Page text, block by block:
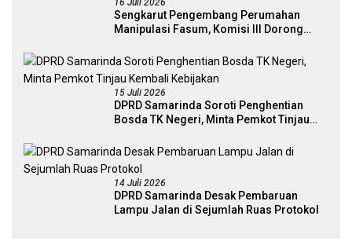
16 Juli 2026
Sengkarut Pengembang Perumahan
Manipulasi Fasum, Komisi III Dorong
15 Juli 2026
DPRD Samarinda Soroti Penghentian
Bosda TK Negeri, Minta Pemkot Tinjau
14 Juli 2026
DPRD Samarinda Desak Pembaruan
Lampu Jalan di Sejumlah Ruas Protokol